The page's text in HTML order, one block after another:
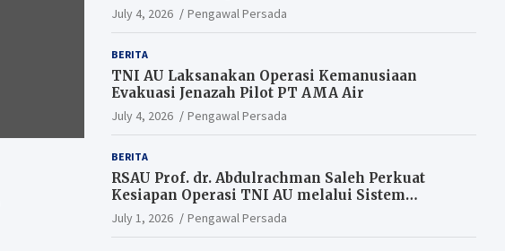
July 4, 2026 Pengawal Persada
BERITA
TNI AU Laksanakan Operasi Kemanusiaan
Evakuasi Jenazah Pilot PT AMA Air
July 4, 2026 Pengawal Persada
BERITA
RSAU Prof. dr. Abdulrachman Saleh Perkuat
Kesiapan Operasi TNI AU melalui Sistem
Kesehatan Andal
July 1, 2026 Pengawal Persada